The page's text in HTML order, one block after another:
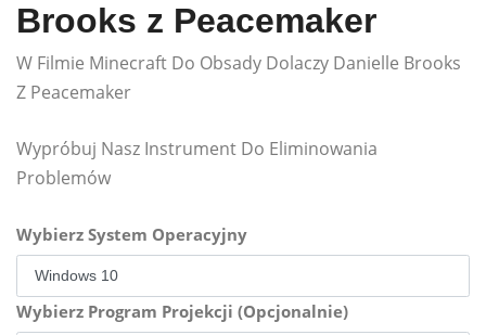
Brooks z Peacemaker
W Filmie Minecraft Do Obsady Dolaczy Danielle Brooks
Z Peacemaker
Wypróbuj Nasz Instrument Do Eliminowania
Problemów
Wybierz System Operacyjny
Wybierz Program Projekcji (Opcjonalnie)